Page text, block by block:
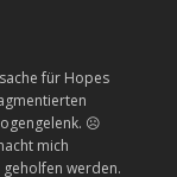
für Hopes
☹️
mich
werden.